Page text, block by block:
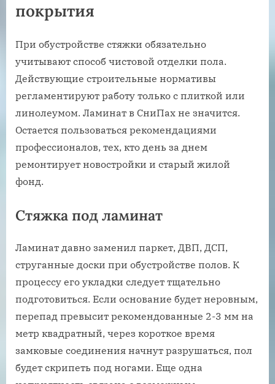
покрытия
При обустройстве стяжки обязательно
учитывают способ чистовой отделки пола.
Действующие строительные нормативы
регламентируют работу только с плиткой или
линолеумом. Ламинат в СниПах не значится.
Остается пользоваться рекомендациями
профессионалов, тех, кто день за днем
ремонтирует новостройки и старый жилой
фонд.
Стяжка под ламинат
Ламинат давно заменил паркет, ДВП, ДСП,
струганные доски при обустройстве полов. К
процессу его укладки следует тщательно
подготовиться. Если основание будет неровным,
перепад превысит рекомендованные 2-3 мм на
метр квадратный, через короткое время
замковые соединения начнут разрушаться, пол
будет скрипеть под ногами. Еще одна